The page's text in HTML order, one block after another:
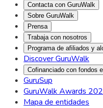
Contacta con GuruWalk
Sobre GuruWalk
Prensa
Trabaja con nosotros
Programa de afiliados y
Discover GuruWalk
Cofinanciado con fondos
GuruSup
GuruWalk Awards
Mapa de entidades